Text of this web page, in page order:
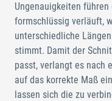
Ungenauigkeiten führen
formschlüssig verläuft,
unterschiedliche
stimmt. Damit der
passt, verlangt es nach
auf das korrekte Maß
lassen sich die zu